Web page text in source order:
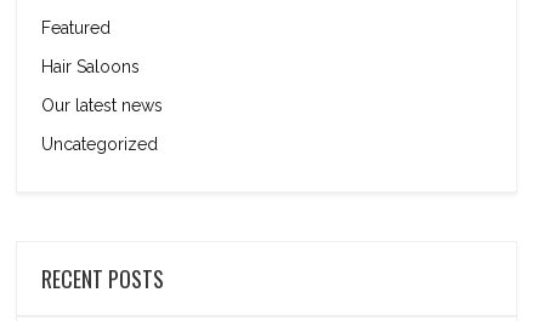
Featured
Hair Saloons
Our latest news
Uncategorized
RECENT POSTS